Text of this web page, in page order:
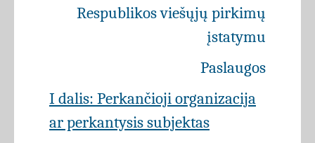
Respublikos viešųjų pirkimų
įstatymu
Paslaugos
I dalis: Perkančioji organizacija
ar perkantysis subjektas